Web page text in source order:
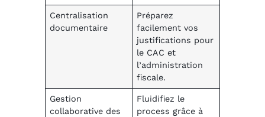
Centralisation
documentaire
Préparez
facilement vos
justifications pour
le CAC et
l’administration
fiscale.
Gestion
collaborative des
Fluidifiez le
process grâce à